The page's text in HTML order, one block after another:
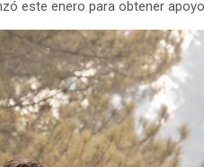
este enero para obtener